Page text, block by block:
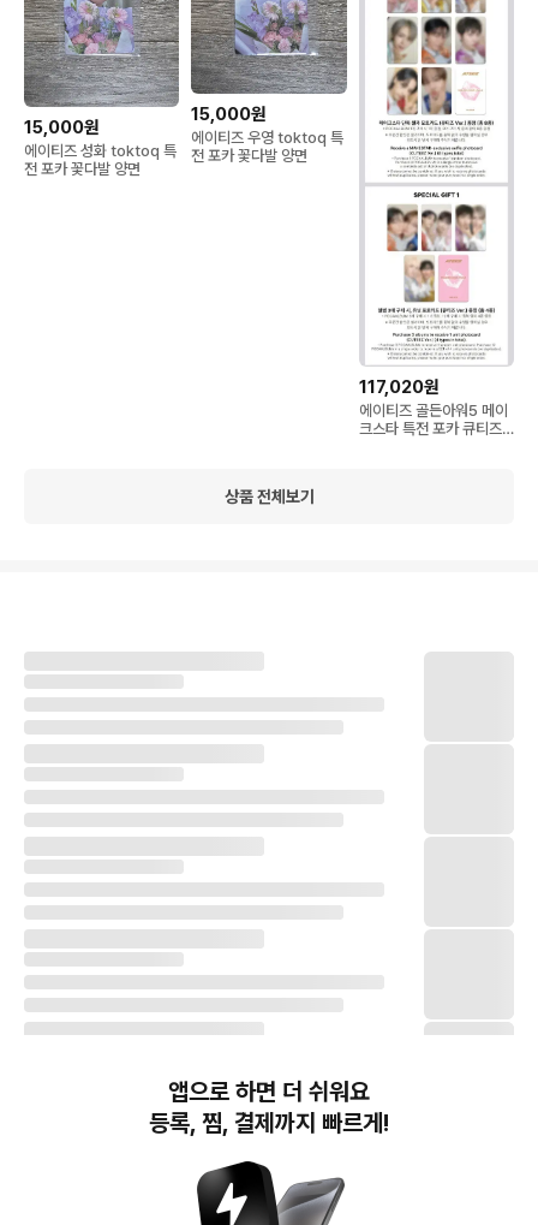
15,000원
에이티즈 성화 toktoq 특
전 포카 꽃다발 양면
15,000원
에이티즈 우영 toktoq 특
전 포카 꽃다발 양면
117,020원
에이티즈 골든아워5 메이
크스타 특전 포카 큐티즈
상품 전체보기
앱으로 하면 더 쉬워요
등록, 찜, 결제까지 빠르게!